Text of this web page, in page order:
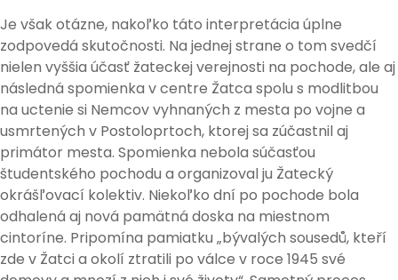
Je však otázne, nakoľko táto interpretácia úplne
zodpovedá skutočnosti. Na jednej strane o tom svedčí
nielen vyššia účasť žateckej verejnosti na pochode, ale aj
následná spomienka v centre Žatca spolu s modlitbou
na uctenie si Nemcov vyhnaných z mesta po vojne a
usmrtených v Postoloprtoch, ktorej sa zúčastnil aj
primátor mesta. Spomienka nebola súčasťou
študentského pochodu a organizoval ju Žatecký
okrášľovací kolektiv. Niekoľko dní po pochode bola
odhalená aj nová pamätná doska na miestnom
cintoríne. Pripomína pamiatku „bývalých sousedů, kteří
zde v Žatci a okolí ztratili po válce v roce 1945 své